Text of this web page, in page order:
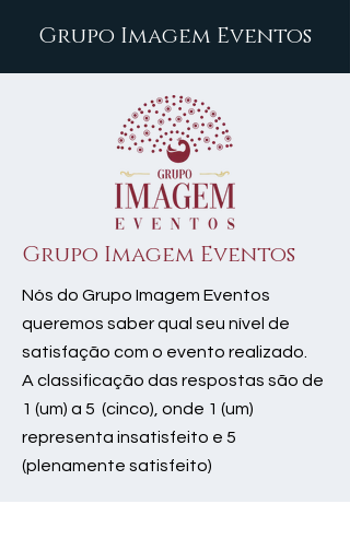
Grupo Imagem Eventos
Grupo Imagem Eventos
Nós do Grupo Imagem Eventos
queremos saber qual seu nível de
satisfação com o evento realizado.
A classificação das respostas são de
1 (um) a 5 (cinco), onde 1 (um)
representa insatisfeito e 5
(plenamente satisfeito)